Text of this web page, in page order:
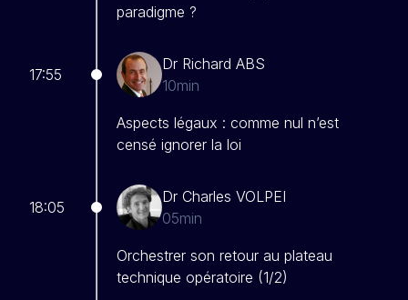
paradigme ?
17:55
Dr Richard ABS
10min
Aspects légaux : comme nul n’est
censé ignorer la loi
18:05
Dr Charles VOLPEI
05min
Orchestrer son retour au plateau
technique opératoire (1/2)